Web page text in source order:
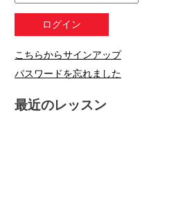
こちらからサインアップ
パスワードを忘れました
最近のレッスン